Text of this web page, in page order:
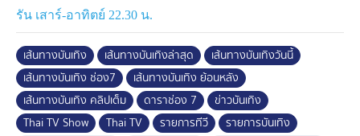
รัน เสาร์-อาทิตย์ 22.30 น.
เส้นทางบันเทิง เส้นทางบันเทิงล่าสุด
เส้นทางบันเทิงวันนี้
เส้นทางบันเทิง ช่อง7
เส้นทางบันเทิง ย้อนหลัง
เส้นทางบันเทิง คลิปเต็ม
ดาราช่อง 7
ข่าวบันเทิง
Thai TV Show
Thai TV รายการทีวี
รายการบันเทิง